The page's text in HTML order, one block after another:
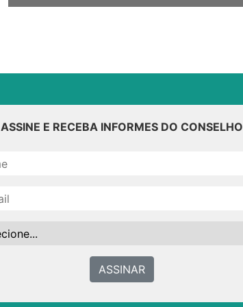
ASSINE E RECEBA INFORMES DO CONSELHO
ASSINAR